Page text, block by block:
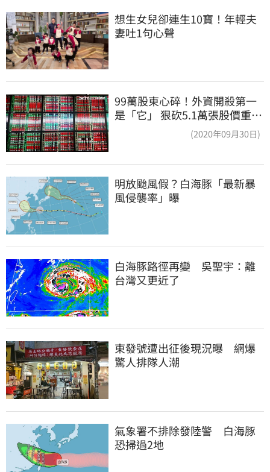
想生女兒卻連生10寶！年輕夫
妻吐1句心聲
99萬股東心碎！外資開殺第一
是「它」 狠砍5.1萬張股價重挫
(2020年09月30日)
明放颱風假？白海豚「最新暴
風侵襲率」曝
白海豚路徑再變　吳聖宇：離
台灣又更近了
東發號遭出征後現況曝　網爆
驚人排隊人潮
氣象署不排除發陸警　白海豚
恐掃過2地